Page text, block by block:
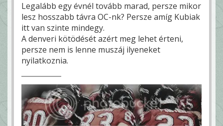
Legalább egy évnél tovább marad, persze mikor
lesz hosszabb távra OC-nk? Persze amíg Kubiak
itt van szinte mindegy.
A denveri kötödését azért meg lehet érteni,
persze nem is lenne muszáj ilyeneket
nyilatkoznia.